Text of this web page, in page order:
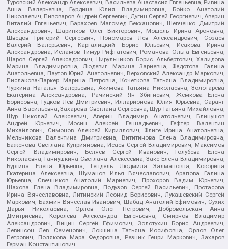
Туровский Александр Алексеевич, Васильева Анастасия Евгеньевна, Ривина
Анна Валерьевна, Бурдина Юлия Владимировна, Бойко Анатолий
Николаевич, Пивоваров Андрей Сергеевич, Дугин Сергей Георгиевич, Аверин
Виталий Евгеньевич, Барахоев Магомед Бекханович, Шевченко Дмитрий
Александрович, Шарипков Олег Викторович, Мошель Ирина Ароновна,
Шведов Григорий Сергеевич, Пономарев Лев Александрович, Созаев
Валерий Валерьевич, Каргалицкий Борис Юльевич, Исакова Ирина
Александровна, Исламов Тимур Рифгатович, Романова Ольга Евгеньевна,
Щаров Сергей Алексадрович, Цирульников Борис Альбертович, Халидова
Марина Владимировна, Людевиг Марина Зариевна, Федотова Галина
Анатольевна, Паутов Юрий Анатольевич, Верховский Александр Маркович,
Пислакова-Паркер Марина Петровна, Кочеткова Татьяна Владимировна,
Чуркина Наталья Валерьевна, Акимова Татьяна Николаевна, Золотарева
Екатерина Александровна, Рачинский Ян Збигневич, Жемкова Елена
Борисовна, Гудков Лев Дмитриевич, Илларионова Юлия Юрьевна, Саранг
Анна Васильевна, Захарова Светлана Сергеевна, Щур Татьяна Михайловна,
Щур Николай Алексеевич, Аверин Владимир Анатольевич, Блинушов
Андрей Юрьевич, Мосин Алексей Геннадьевич, Гефтер Валентин
Михайлович, Симонов Алексей Кириллович, Флиге Ирина Анатольевна,
Мельникова Валентина Дмитриевна, Вититинова Елена Владимировна,
Баженова Светлана Куприяновна, Исаев Сергей Владимирович, Максимов
Сергей Владимирович, Беляев Сергей Иванович, Голубева Елена
Николаевна, Ганнушкина Светлана Алексеевна, Закс Елена Владимировна,
Буртина Елена Юрьевна, Гендель Людмила Залмановна, Кокорина
Екатерина Алексеевна, Шуманов Илья Вячеславович, Арапова Галина
Юрьевна, Свечников Анатолий Мариевич, Прохоров Вадим Юрьевич,
Шахова Елена Владимировна, Подузов Сергей Васильевич, Протасова
Ирина Вячеславовна, Литинский Леонид Борисович, Лукашевский Сергей
Маркович, Бахмин Вячеслав Иванович, Шабад Анатолий Ефимович, Сухих
Дарья Николаевна, Орлов Олег Петрович, Добровольская Анна
Дмитриевна, Королева Александра Евгеньевна, Смирнов Владимир
Александрович, Вицин Сергей Ефимович, Золотухин Борис Андреевич,
Левинсон Лев Семенович, Локшина Татьяна Иосифовна, Орлов Олег
Петрович, Полякова Мара Федоровна, Резник Генри Маркович, Захаров
Герман Константинович